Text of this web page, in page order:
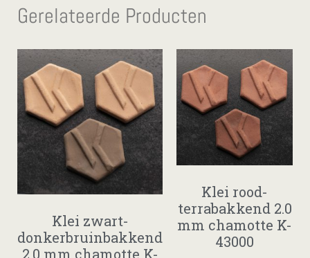
Gerelateerde Producten
Klei zwart-
donkerbruinbakkend
2.0 mm chamotte K-
Klei rood-
terrabakkend 2.0
mm chamotte K-
43000